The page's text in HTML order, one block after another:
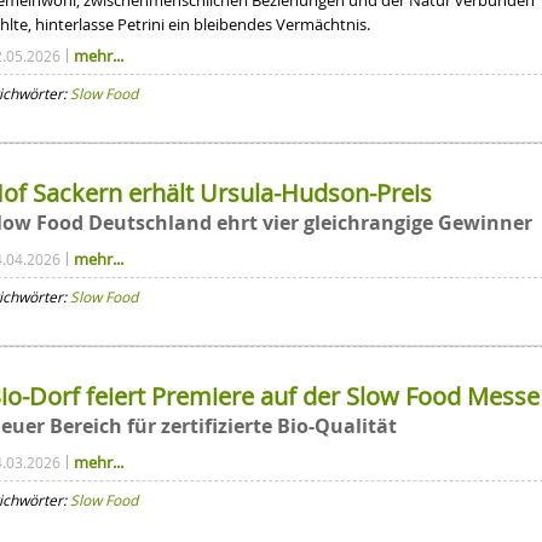
hinterlasse Petrini ein bleibendes Vermächtnis.
mehr...
Slow Food
Sackern erhält Ursula-Hudson-Preis
Food Deutschland ehrt vier gleichrangige Gewinner
mehr...
Slow Food
Dorf feiert Premiere auf der Slow Food Messe
Bereich für zertifizierte Bio-Qualität
mehr...
Slow Food